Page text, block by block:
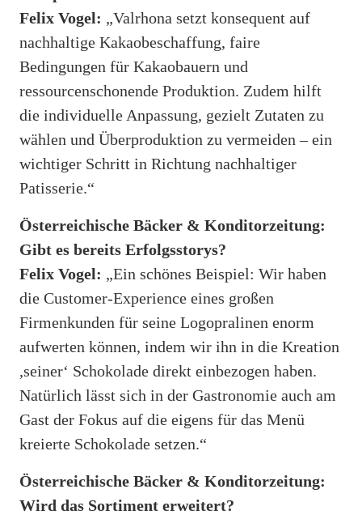
Felix Vogel: „Valrhona setzt konsequent auf
nachhaltige Kakaobeschaffung, faire
Bedingungen für Kakaobauern und
ressourcenschonende Produktion. Zudem hilft
die individuelle Anpassung, gezielt Zutaten zu
wählen und Überproduktion zu vermeiden – ein
wichtiger Schritt in Richtung nachhaltiger
Patisserie.“
Österreichische Bäcker & Konditorzeitung:
Gibt es bereits Erfolgsstorys?
Felix Vogel: „Ein schönes Beispiel: Wir haben
die Customer-Experience eines großen
Firmenkunden für seine Logopralinen enorm
aufwerten können, indem wir ihn in die Kreation
,seiner‘ Schokolade direkt einbezogen haben.
Natürlich lässt sich in der Gastronomie auch am
Gast der Fokus auf die eigens für das Menü
kreierte Schokolade setzen.“
Österreichische Bäcker & Konditorzeitung:
Wird das Sortiment erweitert?